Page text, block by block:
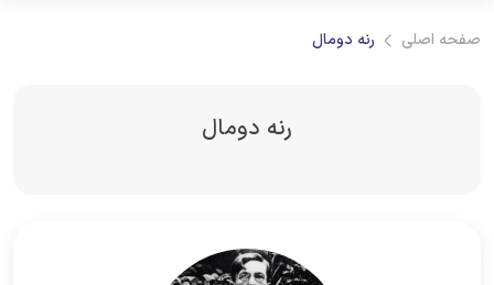
اصلی رنه دومال
رنه دومال